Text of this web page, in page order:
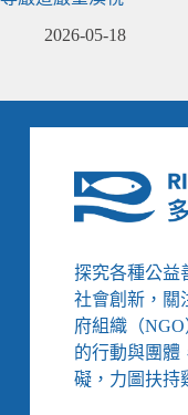
2026-05-18
探究各種公益
社會創新，關
府組織（
的行動與團體
礙，力圖扶持